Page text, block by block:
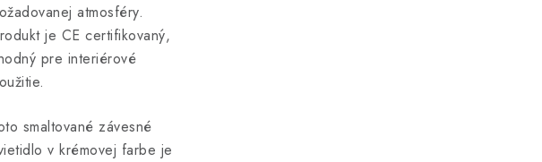
atmosféry.
je CE certifikovaný,
pre interiérové
smaltované závesné
v krémovej farbe je